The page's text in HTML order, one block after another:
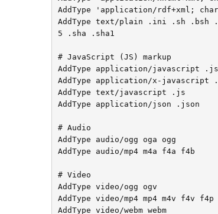
AddType 'application/rdf+xml;
AddType text/plain .ini .sh .bsh
5 .sha .sha1
# JavaScript (JS) markup
AddType	application/javascript .js
AddType	application/x-javascript .js
AddType text/javascript .js
AddType application/json .json
# Audio
AddType audio/ogg oga ogg
AddType audio/mp4 m4a f4a f4b
# Video
AddType video/ogg ogv
AddType video/mp4 mp4 m4v f4v f4p
AddType video/webm webm